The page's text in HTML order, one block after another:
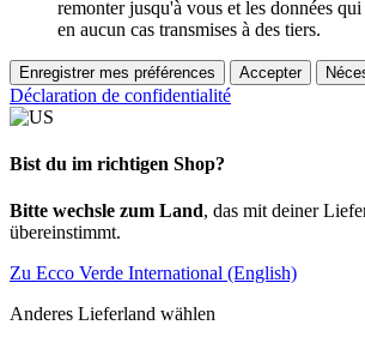
remonter jusqu'à vous et les données
en aucun cas transmises à des tiers.
Enregistrer mes préférences Accepter
Déclaration de confidentialité
Bist du im richtigen Shop?
Bitte wechsle zum Land, das mit deiner
übereinstimmt.
Zu Ecco Verde International (English)
Anderes Lieferland wählen